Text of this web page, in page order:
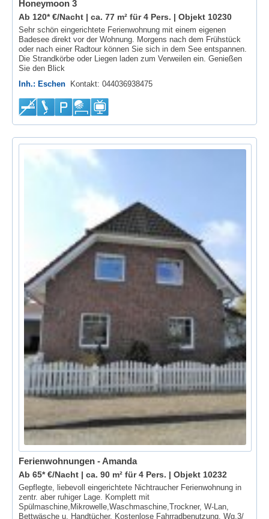
Honeymoon 3
Ab 120* €/Nacht | ca. 77 m² für 4 Pers. | Objekt 10230
Sehr schön eingerichtete Ferienwohnung mit einem eigenen
Badesee direkt vor der Wohnung. Morgens nach dem Frühstück
oder nach einer Radtour können Sie sich in dem See entspannen.
Die Strandkörbe oder Liegen laden zum Verweilen ein. Genießen
Sie den Blick
Inh.: Eschen
Kontakt: 044036938475
Ferienwohnungen - Amanda
Ab 65* €/Nacht | ca. 90 m² für 4 Pers. | Objekt 10232
Gepflegte, liebevoll eingerichtete Nichtraucher Ferienwohnung in
zentr. aber ruhiger Lage. Komplett mit
Spülmaschine,Mikrowelle,Waschmaschine,Trockner, W-Lan,
Bettwäsche u. Handtücher. Kostenlose Fahrradbenutzung. Wg.3/